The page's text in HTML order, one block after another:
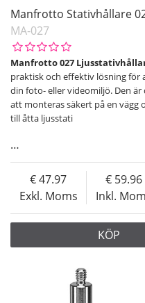
Manfrotto Stativhållare
MA-027
Manfrotto 027
praktisk och effektiv lösning för
din foto- eller videomiljö. Den är
att monteras säkert på en vägg
till åtta ljusstati
…
Exkl. Moms
47.97
Inkl.
59.96
KÖP